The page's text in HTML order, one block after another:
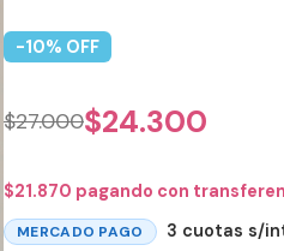
-10% OFF
$27.000$24.300
$21.870 pagando con
MERCADO PAGO 3 cuotas s/